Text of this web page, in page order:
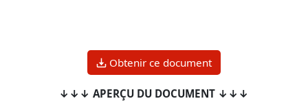
Obtenir ce document
↓↓↓ APERÇU DU DOCUMENT ↓↓↓